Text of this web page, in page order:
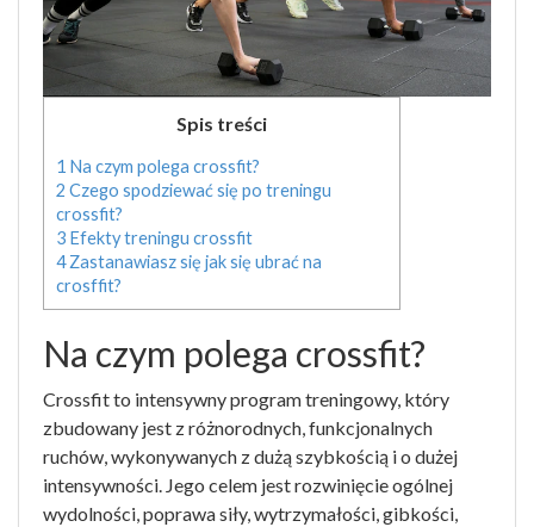
Spis treści
1 Na czym polega crossfit?
2 Czego spodziewać się po treningu
crossfit?
3 Efekty treningu crossfit
4Zastanawiasz się jak się ubrać na
crosffit?
Na czym polega crossfit?
Crossfit to intensywny program treningowy, który
zbudowany jest z różnorodnych, funkcjonalnych
ruchów, wykonywanych z dużą szybkością i o dużej
intensywności. Jego celem jest rozwinięcie ogólnej
wydolności, poprawa siły, wytrzymałości, gibkości,